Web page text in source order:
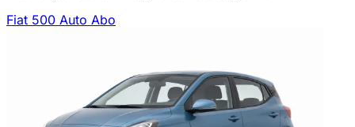
Fiat 500 Auto Abo